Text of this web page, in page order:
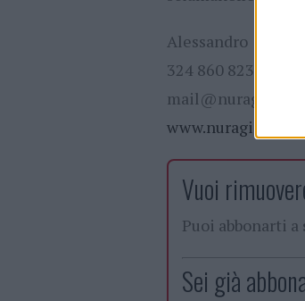
Alessandro
324 860 8230
Vuoi
Puoi abbonarti a
Sei già